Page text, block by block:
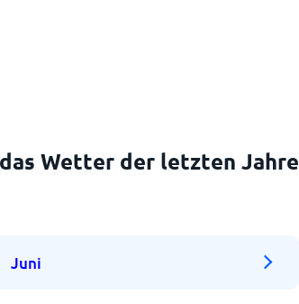
Wetter der letzten Jahre
Juni